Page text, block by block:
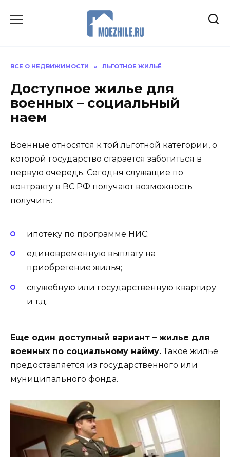
ВСЕ О НЕДВИЖИМОСТИ » ЛЬГОТНОЕ ЖИЛЬЁ
Доступное жилье для
военных – социальный
наем
Военные относятся к той льготной категории, о
которой государство старается заботиться в
первую очередь. Сегодня служащие по
контракту в ВС РФ получают возможность
получить:
ипотеку по программе НИС;
единовременную выплату на
приобретение жилья;
служебную или государственную квартиру
и т.д.
Еще один доступный вариант – жилье для
военных по социальному найму.Такое жилье
предоставляется из государственного или
муниципального фонда.